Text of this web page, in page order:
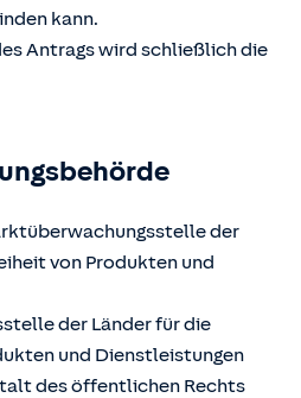
kann.
Antrags wird schließlich die
der
von Produkten und
der Länder für die
und Dienstleistungen
des öffentlichen Rechts